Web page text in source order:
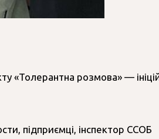
«Толерантна розмова» —
підприємці, інспектор ССОБ